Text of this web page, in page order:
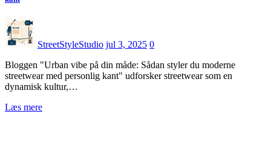
StreetStyleStudio jul 3, 2025 0
Bloggen "Urban vibe på din måde: Sådan styler du moderne
streetwear med personlig kant" udforsker streetwear som en
dynamisk kultur,…
Læs mere